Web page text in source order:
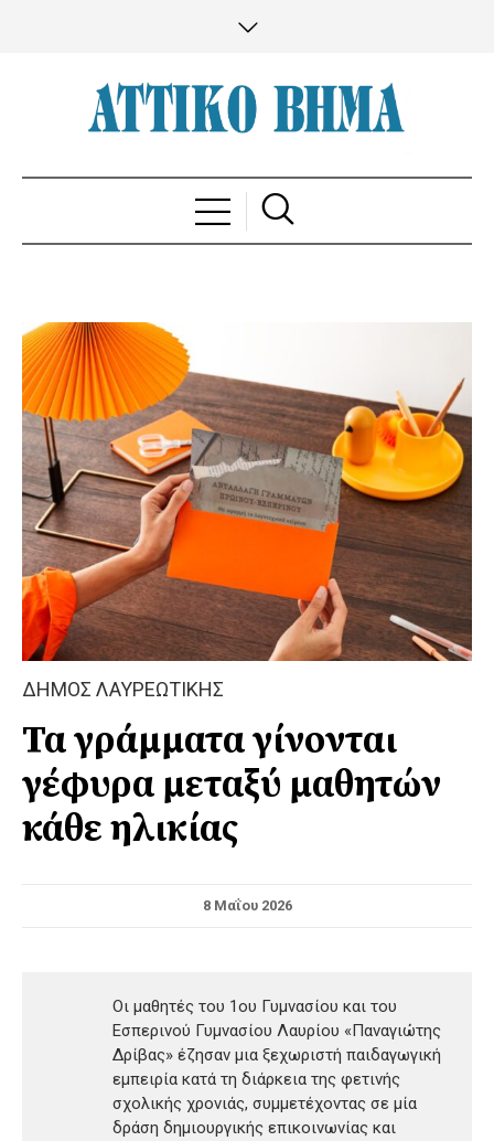
ΔΗΜΟΣ ΛΑΥΡΕΩΤΙΚΗΣ
Τα γράμματα γίνονται
γέφυρα μεταξύ μαθητών
κάθε ηλικίας
8 Μαΐου 2026
Οι μαθητές του 1ου Γυμνασίου και του
Εσπερινού Γυμνασίου Λαυρίου «Παναγιώτης
Δρίβας» έζησαν μια ξεχωριστή παιδαγωγική
εμπειρία κατά τη διάρκεια της φετινής
σχολικής χρονιάς, συμμετέχοντας σε μία
δράση δημιουργικής επικοινωνίας και